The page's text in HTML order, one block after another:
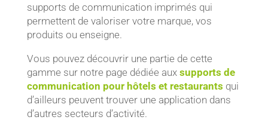
supports de communication imprimés qui
permettent de valoriser votre marque, vos
produits ou enseigne.
Vous pouvez découvrir une partie de cette
gamme sur notre page dédiée aux supports de
communication pour hôtels et restaurants qui
d’ailleurs peuvent trouver une application dans
d’autres secteurs d’activité.